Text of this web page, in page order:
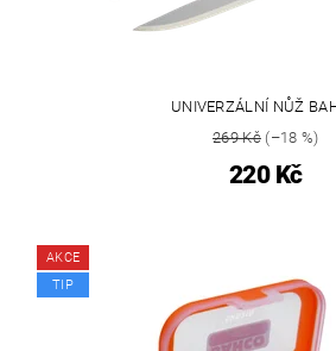
UNIVERZÁLNÍ NŮŽ
269 Kč(–18 %)
220 Kč
AKCE
TIP